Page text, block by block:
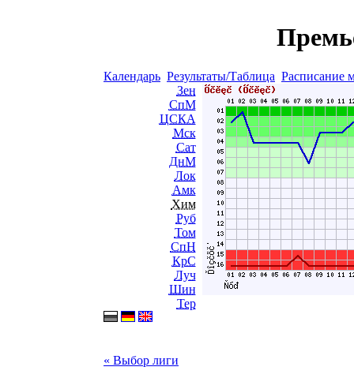
Календарь Результаты/Таблица Расписание
Зен
СпМ
ЦСКА
Мск
Сат
ДнМ
Лок
Амк
Хим
Руб
Том
СпН
КрС
Луч
Шин
Тер
« Выбор лиги